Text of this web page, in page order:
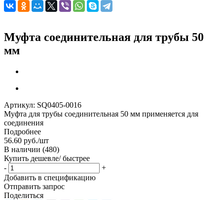
Муфта соединительная для трубы 50
мм
Артикул: SQ0405-0016
Муфта для трубы соединительная 50 мм применяется для
соединения
Подробнее
56.60 руб./шт
В наличии (480)
Купить дешевле/ быстрее
-
+
Добавить в спецификацию
Отправить запрос
Поделиться